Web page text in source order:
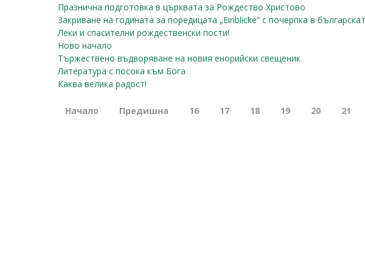
Празнична подготовка в църквата за Рождество Христово
Закриване на годината за поредицата „Einblickе“ с почерпка в
Леки и спасителни рождественски пости!
Ново начало
Тържествено въдворяване на новия енорийски свещеник
Литература с посока към Бога
Каква велика радост!
Начало Предишна 16 17 18 19 20 21